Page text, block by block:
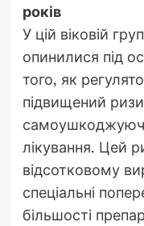
років
У цій віковій
опинилися під
того, як
підвищений
лікування. Цей
відсотковому
спеціальні
більшості